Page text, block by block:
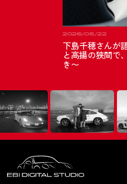
2026/05/22
下島千穂さんが
と高揚の狭間で
き〜